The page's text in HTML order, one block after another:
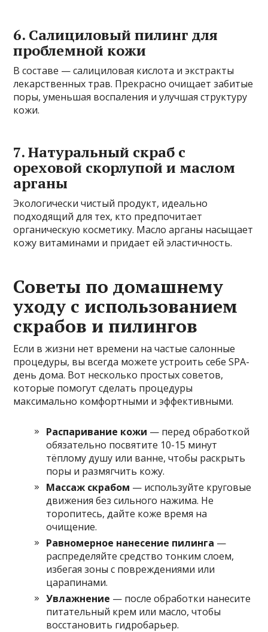
6. Салициловый пилинг для
проблемной кожи
В составе — салициловая кислота и экстракты
лекарственных трав. Прекрасно очищает забитые
поры, уменьшая воспаления и улучшая структуру
кожи.
7. Натуральный скраб с
ореховой скорлупой и маслом
арганы
Экологически чистый продукт, идеально
подходящий для тех, кто предпочитает
органическую косметику. Масло арганы насыщает
кожу витаминами и придает ей эластичность.
Советы по домашнему
уходу с использованием
скрабов и пилингов
Если в жизни нет времени на частые салонные
процедуры, вы всегда можете устроить себе SPA-
день дома. Вот несколько простых советов,
которые помогут сделать процедуры
максимально комфортными и эффективными.
Распаривание кожи — перед обработкой
обязательно посвятите 10-15 минут
тёплому душу или ванне, чтобы раскрыть
поры и размягчить кожу.
Массаж скрабом — используйте круговые
движения без сильного нажима. Не
торопитесь, дайте коже время на
очищение.
Равномерное нанесение пилинга —
распределяйте средство тонким слоем,
избегая зоны с повреждениями или
царапинами.
Увлажнение — после обработки нанесите
питательный крем или масло, чтобы
восстановить гидробарьер.